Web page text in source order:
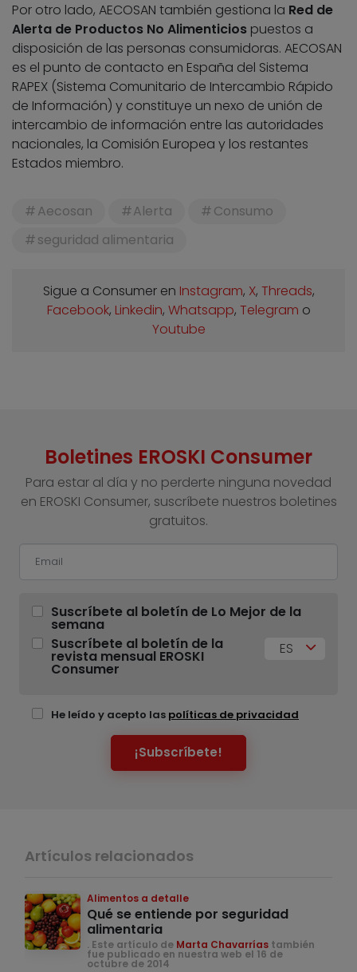
Por otro lado, AECOSAN también gestiona la Red de
Alerta de Productos No Alimenticios puestos a
disposición de las personas consumidoras. AECOSAN
es el punto de contacto en España del Sistema
RAPEX (Sistema Comunitario de Intercambio Rápido
de Información) y constituye un nexo de unión de
intercambio de información entre las autoridades
nacionales, la Comisión Europea y los restantes
Estados miembro.
Aecosan Alerta
Consumo
seguridad alimentaria
Sigue a Consumer en Instagram, X, Threads,
Facebook, Linkedin, Whatsapp, Telegram o
Youtube
Boletines EROSKI Consumer
Para estar al día y no perderte ninguna novedad
en EROSKI Consumer, suscríbete nuestros boletines
gratuitos.
Suscríbete al boletín de Lo Mejor de la
semana
Suscríbete al boletín de la
revista mensual EROSKI
Consumer
ES
He leído y acepto las políticas de privacidad
¡Subscríbete!
Artículos relacionados
Alimentos a detalle
Qué se entiende por seguridad
alimentaria
. Este artículo de Marta Chavarrías también
fue publicado en nuestra web el 16 de
octubre de 2014